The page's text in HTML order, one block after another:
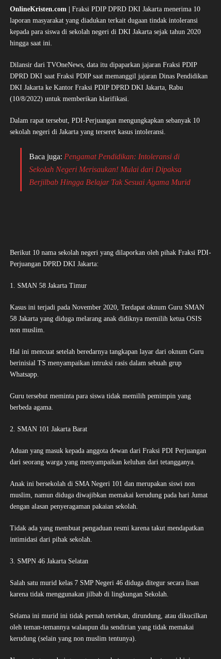
OnlineKristen.com |
Fraksi PDIP DPRD DKI Jakarta menerima 10
laporan masyarakat yang diadukan terkait dugaan tindak intoleransi
kepada para siswa di sekolah negeri di DKI Jakarta sejak tahun 2020
hingga saat ini.
Dilansir dari TVOneNews, data itu dipaparkan jajaran Fraksi PDIP
DPRD DKI saat Fraksi PDIP saat memanggil jajaran Dinas Pendidikan
DKI Jakarta ke Kantor Fraksi PDIP DPRD DKI Jakarta, Rabu
(10/8/2022) untuk memberikan klarifikasi.
Dalam rapat tersebut, PDI-Perjuangan mengungkapkan sebanyak 10
sekolah negeri di Jakarta yang terseret kasus intoleransi.
Baca juga: Pengamat Pendidikan: Intoleransi di
Sekolah Negeri Merisaukan! Mulai dari Dipaksa
Berjilbab Hingga Belajar Tak Sesuai Agama Murid
Berikut 10 nama sekolah negeri yang dilaporkan oleh pihak Fraksi PDI-
Perjuangan DPRD DKI Jakarta:
1. SMAN 58 Jakarta Timur
Kasus ini terjadi pada November 2020, Terdapat oknum Guru SMAN
58 Jakarta yang diduga melarang anak didiknya memilih ketua OSIS
non muslim.
Hal ini mencuat setelah beredarnya tangkapan layar dari oknum Guru
berinisial TS menyampaikan intruksi rasis dalam sebuah grup
Whatsapp.
Guru tersebut meminta para siswa tidak memilih pemimpin yang
berbeda agama.
2. SMAN 101 Jakarta Barat
Aduan yang masuk kepada anggota dewan dari Fraksi PDI Perjuangan
dari seorang warga yang menyampaikan keluhan dari tetangganya.
Anak ini bersekolah di SMA Negeri 101 dan merupakan siswi non
muslim, namun diduga diwajibkan memakai kerudung pada hari Jumat
dengan alasan penyeragaman pakaian sekolah.
Tidak ada yang membuat pengaduan resmi karena takut mendapatkan
intimidasi dari pihak sekolah.
3. SMPN 46 Jakarta Selatan
Salah satu murid kelas 7 SMP Negeri 46 diduga ditegur secara lisan
karena tidak menggunakan jilbab di lingkungan Sekolah.
Selama ini murid ini tidak pernah tertekan, dirundung, atau dikucilkan
oleh teman-temannya walaupun dia sendirian yang tidak memakai
kerudung (selain yang non muslim tentunya).